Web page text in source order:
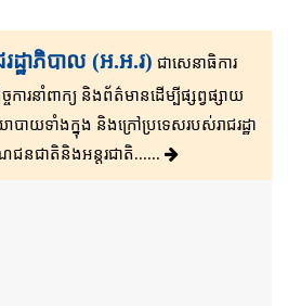
រដ្ឋាភិបាល (អ.អ.រ) ជាសេនា​ធិ​កា​រ​​
ការ​នាំពាក្យ និងព័ត៌មាន​ដើម្បីផ្សព្វ​ផ្សាយ​​
ទាំងក្នុង និងក្រៅ​ប្រទេ​​ស​របស់រាជរដ្ឋា​
ជនជាតិនិងអន្តរជាតិ......